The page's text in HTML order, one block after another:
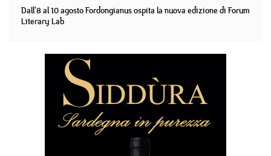
Dall'8 al 10 agosto Fordongianus ospita la nuova edizione di Forum
Literary Lab